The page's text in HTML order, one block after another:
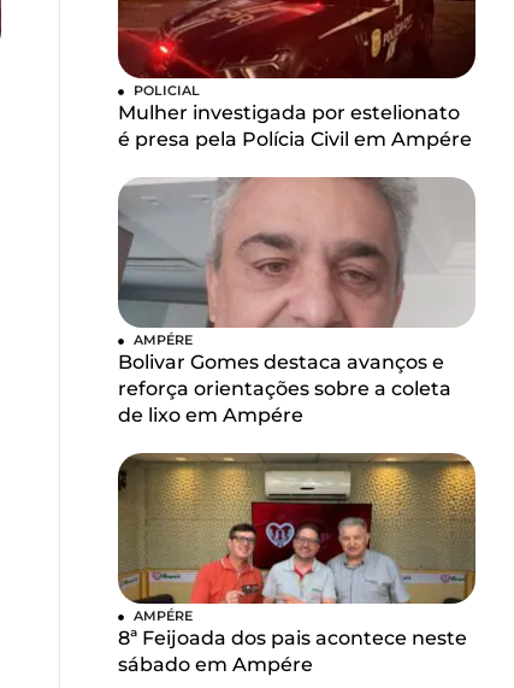
POLICIAL
Mulher investigada por estelionato
é presa pela Polícia Civil em Ampére
AMPÉRE
Bolivar Gomes destaca avanços e
reforça orientações sobre a coleta
de lixo em Ampére
AMPÉRE
8ª Feijoada dos pais acontece neste
sábado em Ampére